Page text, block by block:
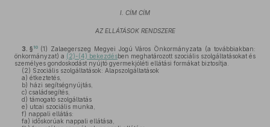
I. CÍM CÍM
AZ ELLÁTÁSOK RENDSZERE
3. § 10 (1) Zalaegerszeg Megyei Jogú Város Önkormányzata (a továbbiakban:
önkormányzat) a (2)-(4) bekezdésben meghatározott szociális szolgáltatásokat és
személyes gondoskodást nyújtó gyermekjóléti ellátási formákat biztosítja.
(2) Szociális szolgáltatások: Alapszolgáltatások
a) étkeztetés,
b) házi segítségnyújtás,
c) családsegítés,
d) támogató szolgáltatás
e) utcai szociális munka,
f) nappali ellátás:
fa) időskorúak nappali ellátása,